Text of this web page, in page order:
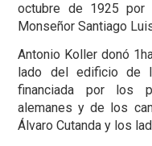
octubre de 1925 por
Monseñor Santiago
Antonio Koller donó
lado del edificio de
financiada por los
alemanes y de los
Álvaro Cutanda y los